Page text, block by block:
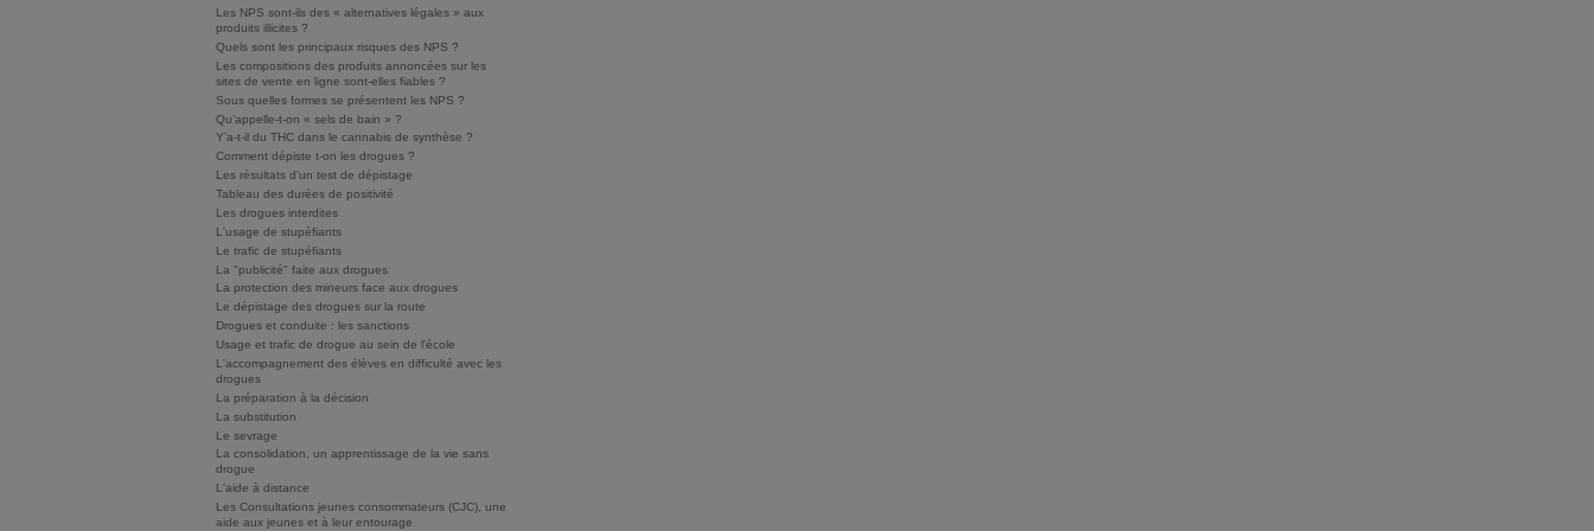
Les NPS sont-ils des « alternatives légales » aux
produits illicites ?
Quels sont les principaux risques des NPS ?
Les compositions des produits annoncées sur les
sites de vente en ligne sont-elles fiables ?
Sous quelles formes se présentent les NPS ?
Qu’appelle-t-on « sels de bain » ?
Y’a-t-il du THC dans le cannabis de synthèse ?
Comment dépiste t-on les drogues ?
Les résultats d'un test de dépistage
Tableau des durées de positivité
Les drogues interdites
L'usage de stupéfiants
Le trafic de stupéfiants
La "publicité" faite aux drogues
La protection des mineurs face aux drogues
Le dépistage des drogues sur la route
Drogues et conduite : les sanctions
Usage et trafic de drogue au sein de l'école
L'accompagnement des élèves en difficulté avec les
drogues
La préparation à la décision
La substitution
Le sevrage
La consolidation, un apprentissage de la vie sans
drogue
L'aide à distance
Les Consultations jeunes consommateurs (CJC), une
aide aux jeunes et à leur entourage